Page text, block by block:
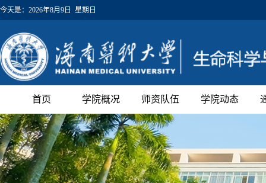
今天是： 2026年8月9日 星期日
首页 学院概况 师资队伍 学院动态